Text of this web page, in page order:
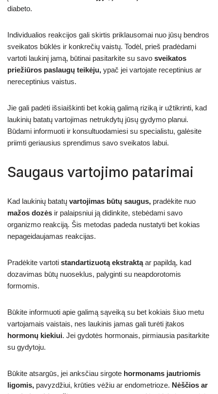
diabeto.
Individualios reakcijos gali skirtis priklausomai nuo jūsų bendros
sveikatos būklės ir konkrečių vaistų. Todėl, prieš pradėdami
vartoti laukinį jamą, būtinai pasitarkite su savo sveikatos
priežiūros paslaugų teikėju, ypač jei vartojate receptinius ar
nereceptinius vaistus.
Jie gali padėti išsiaiškinti bet kokią galimą riziką ir užtikrinti, kad
laukinių batatų vartojimas netrukdytų jūsų gydymo planui.
Būdami informuoti ir konsultuodamiesi su specialistu, galėsite
priimti geriausius sprendimus savo sveikatos labui.
Saugaus vartojimo patarimai
Kad laukinių batatų vartojimas būtų saugus, pradėkite nuo
mažos dozės ir palaipsniui ją didinkite, stebėdami savo
organizmo reakciją. Šis metodas padeda nustatyti bet kokias
nepageidaujamas reakcijas.
Pradėkite vartoti standartizuotą ekstraktąar papildą, kad
dozavimas būtų nuoseklus, palyginti su neapdorotomis
formomis.
Būkite informuoti apie galimą sąveiką su bet kokiais šiuo metu
vartojamais vaistais, nes laukinis jamas gali turėti įtakos
hormonų kiekiui. Jei gydotės hormonais, pirmiausia pasitarkite
su gydytoju.
Būkite atsargūs, jei anksčiau sirgote hormonams jautriomis
ligomis, pavyzdžiui, krūties vėžiu ar endometrioze. Nėščios ar